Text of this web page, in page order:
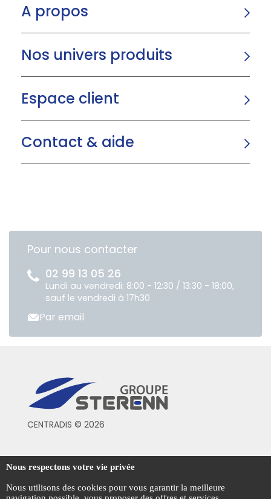
A propos
Nos univers produits
Espace client
Contact & aide
Pour nous contacter
02 99 13 05 26
Lundi au vendredi: 8:00 - 12:30 / 13:30 - 18:00,
sauf le vendredi à 17h30
Par email
CENTRADIS © 2026
Conditions générales de vente
Mentions légales
Nous respectons votre vie privée
Nous utilisons des cookies pour vous garantir la meilleure